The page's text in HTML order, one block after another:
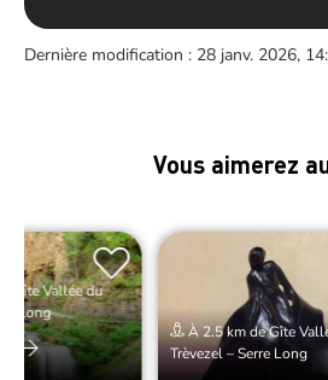
Dernière modification : 28 janv. 2026,
Vous aimerez
Gîte Vallée du
Long
À 2.5 km de Gîte
Trèvezel – Serre Long